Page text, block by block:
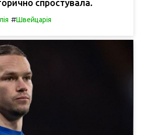
спростувала.
#Швейцарія